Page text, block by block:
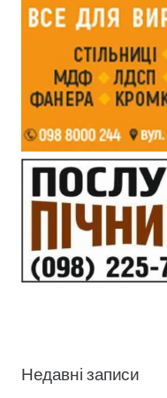
Недавні записи